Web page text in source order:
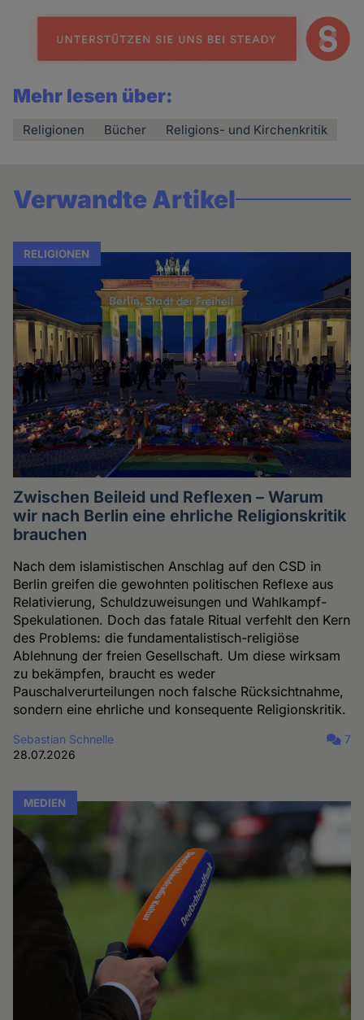
Mehr lesen über:
Religionen Bücher Religions- und Kirchenkritik
Verwandte Artikel
RELIGIONEN
Zwischen Beileid und Reflexen – Warum
wir nach Berlin eine ehrliche Religionskritik
brauchen
Nach dem islamistischen Anschlag auf den CSD in
Berlin greifen die gewohnten politischen Reflexe aus
Relativierung, Schuldzuweisungen und Wahlkampf-
Spekulationen. Doch das fatale Ritual verfehlt den Kern
des Problems: die fundamentalistisch-religiöse
Ablehnung der freien Gesellschaft. Um diese wirksam
zu bekämpfen, braucht es weder
Pauschalverurteilungen noch falsche Rücksichtnahme,
sondern eine ehrliche und konsequente Religionskritik.
Sebastian Schnelle
28.07.2026
7
MEDIEN